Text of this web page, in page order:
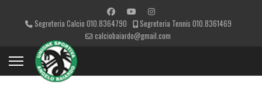
Segreteria Calcio 010.8364790
Segreteria Tennis 010.8361469
calciobaiardo@gmail.com